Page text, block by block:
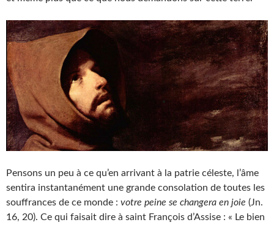
Pensons un peu à ce qu’en arrivant à la patrie céleste, l’âme
sentira instantanément une grande consolation de toutes les
souffrances de ce monde : votre peine se changera en joie (Jn.
16, 20). Ce qui faisait dire à saint François d’Assise : « Le bien